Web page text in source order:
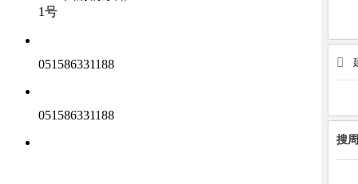
1号
051586331188
051586331188